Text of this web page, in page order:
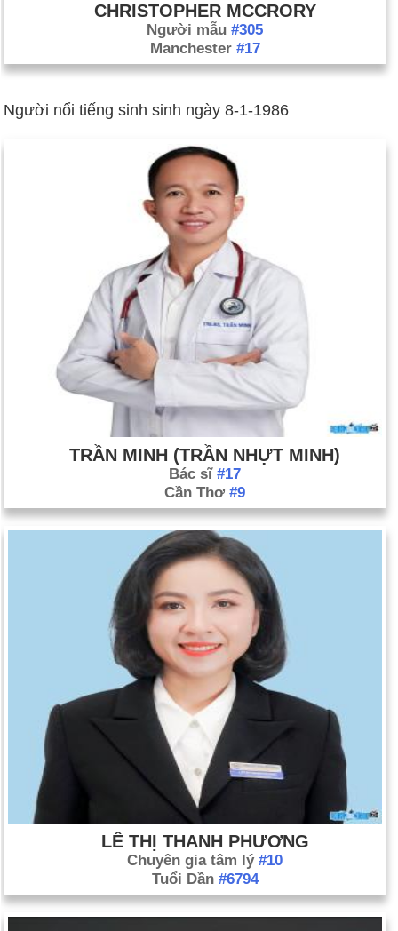
CHRISTOPHER MCCRORY
Người mẫu #305
Manchester #17
Người nổi tiếng sinh sinh ngày 8-1-1986
TRẦN MINH (TRẦN NHỰT MINH)
Bác sĩ #17
Cần Thơ #9
LÊ THỊ THANH PHƯƠNG
Chuyên gia tâm lý #10
Tuổi Dần #6794